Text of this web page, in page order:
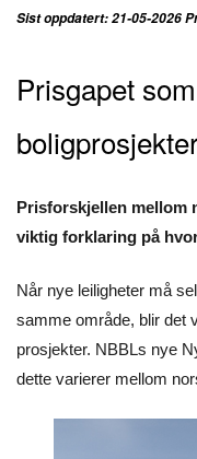
Sist oppdatert: 21-05-2026
Prisgapet
Prisforskjellen mellom
viktig forklaring på
Når nye leiligheter må
samme område, blir det
prosjekter. NBBLs nye
dette varierer mellom